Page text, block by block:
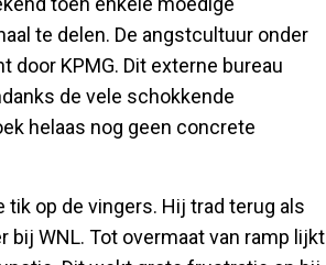
te delen. De angstcultuur onder
KPMG. Dit externe bureau
de vele schokkende
helaas nog geen concrete
op de vingers. Hij trad terug als
WNL. Tot overmaat van ramp lijkt